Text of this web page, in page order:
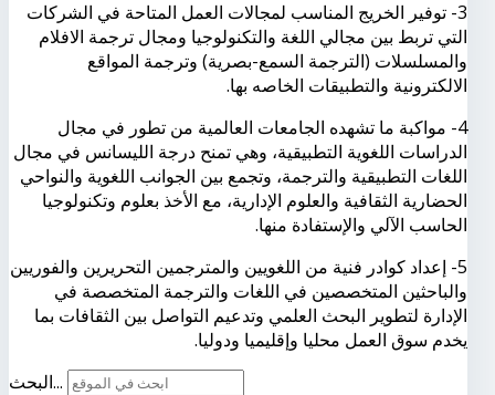
3- توفير الخريج المناسب لمجالات العمل المتاحة في الشركات
التي تربط بين مجالي اللغة والتكنولوجيا ومجال ترجمة الافلام
والمسلسلات (الترجمة السمع-بصرية) وترجمة المواقع
الالكترونية والتطبيقات الخاصه بها.
4- مواكبة ما تشهده الجامعات العالمية من تطور في مجال
الدراسات اللغوية التطبيقية، وهي تمنح درجة الليسانس في مجال
اللغات التطبيقية والترجمة، وتجمع بين الجوانب اللغوية والنواحي
الحضارية الثقافية والعلوم الإدارية، مع الأخذ بعلوم وتكنولوجيا
الحاسب الآلي والإستفادة منها.
5- إعداد كوادر فنية من اللغويين والمترجمين التحريرين والفوريين
والباحثين المتخصصين في اللغات والترجمة المتخصصة في
الإدارة لتطوير البحث العلمي وتدعيم التواصل بين الثقافات بما
يخدم سوق العمل محليا وإقليميا ودوليا.
البحث...